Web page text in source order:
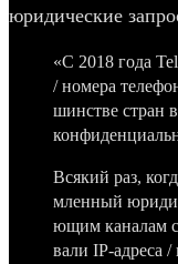
юри­дичес­кие
«С 2018 года
/ номера
шинс­тве стран
Вся­кий раз,
млен­ный
ющим каналам
вали IP-адре­са